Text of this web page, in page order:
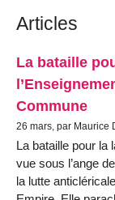
Articles
La bataille
Commune
26 mars, par Maurice
La bataille pour la
vue sous l’ange
la lutte